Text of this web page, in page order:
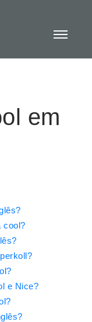
em
cool?
e Nice?